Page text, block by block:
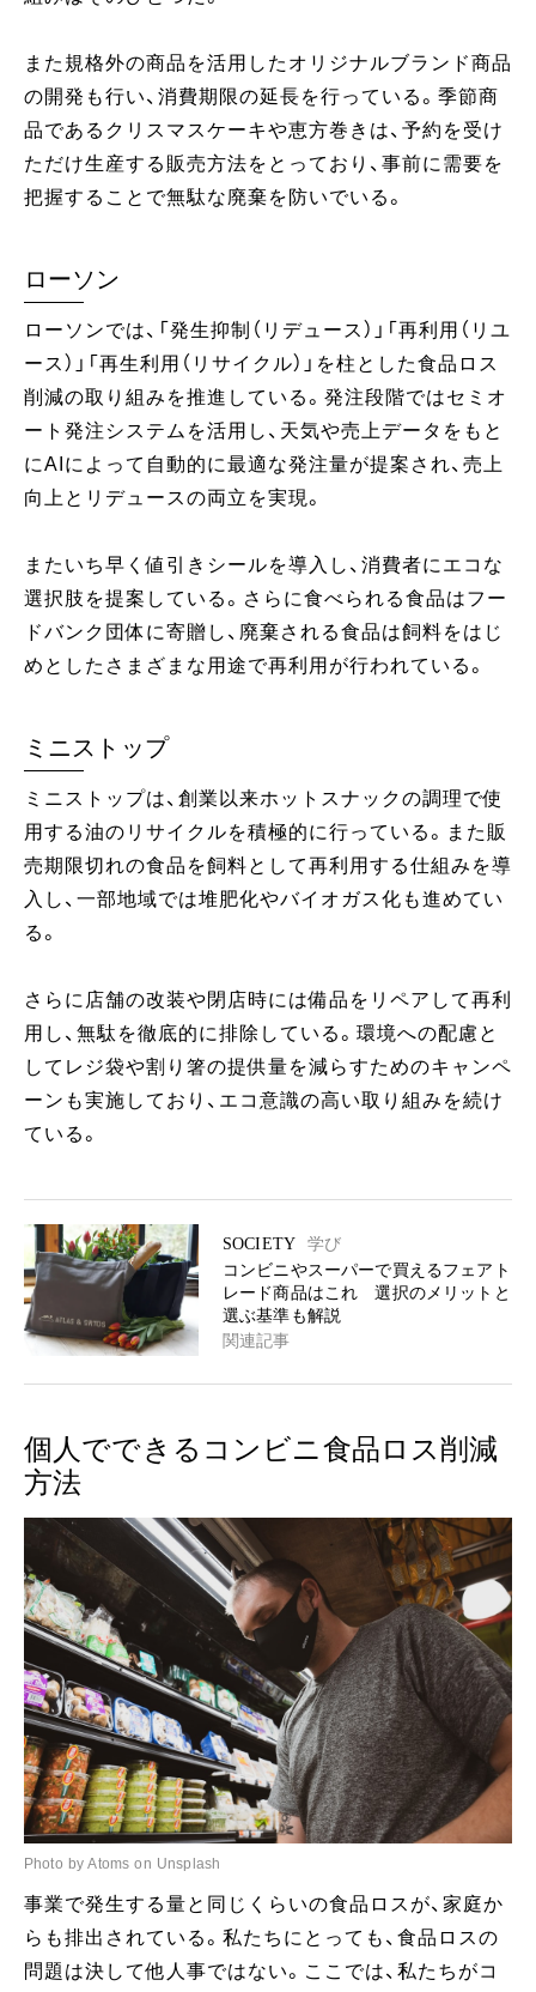
また規格外の商品を活用したオリジナルブランド商品
の開発も行い、消費期限の延長を行っている。季節商
品であるクリスマスケーキや恵方巻きは、予約を受け
ただけ生産する販売方法をとっており、事前に需要を
把握することで無駄な廃棄を防いでいる。
ローソン
ローソンでは、「発生抑制（リデュース）」「再利用（リユ
ース）」「再生利用（リサイクル）」を柱とした食品ロス
削減の取り組みを推進している。発注段階ではセミオ
ート発注システムを活用し、天気や売上データをもと
にAIによって自動的に最適な発注量が提案され、売上
向上とリデュースの両立を実現。
またいち早く値引きシールを導入し、消費者にエコな
選択肢を提案している。さらに食べられる食品はフー
ドバンク団体に寄贈し、廃棄される食品は飼料をはじ
めとしたさまざまな用途で再利用が行われている。
ミニストップ
ミニストップは、創業以来ホットスナックの調理で使
用する油のリサイクルを積極的に行っている。また販
売期限切れの食品を飼料として再利用する仕組みを導
入し、一部地域では堆肥化やバイオガス化も進めてい
る。
さらに店舗の改装や閉店時には備品をリペアして再利
用し、無駄を徹底的に排除している。環境への配慮と
してレジ袋や割り箸の提供量を減らすためのキャンペ
ーンも実施しており、エコ意識の高い取り組みを続け
ている。
SOCIETY
学び
コンビニやスーパーで買えるフェアト
レード商品はこれ 選択のメリットと
選ぶ基準も解説
関連記事
個人でできるコンビニ食品ロス削減
方法
Photo by Atoms on Unsplash
事業で発生する量と同じくらいの食品ロスが、家庭か
らも排出されている。私たちにとっても、食品ロスの
問題は決して他人事ではない。ここでは、私たちがコ